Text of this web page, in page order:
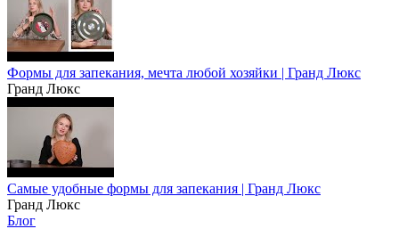
Формы для запекания, мечта любой хозяйки | Гранд Люкс
Гранд Люкс
Самые удобные формы для запекания | Гранд Люкс
Гранд Люкс
Блог